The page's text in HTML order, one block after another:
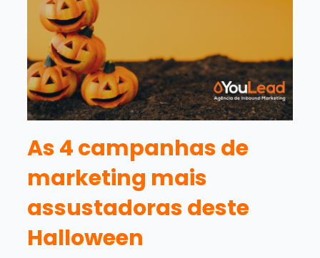
As 4 campanhas de
marketing mais
assustadoras deste
Halloween